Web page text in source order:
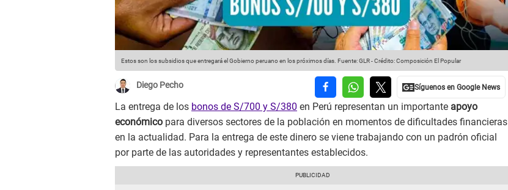
Estos son los subsidios que entregará el Gobierno peruano en los próximos días. Fuente: GLR-Crédito: Composición El Popular
Diego Pecho
La entrega de los bonos de S/700 y S/380 en Perú representan un importante apoyo
económico para diversos sectores de la población en momentos de dificultades financieras
en la actualidad. Para la entrega de este dinero se viene trabajando con un padrón oficial
por parte de las autoridades y representantes establecidos.